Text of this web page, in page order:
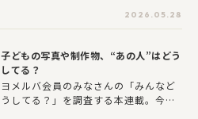
を実施しました。各ご家庭で子どもた
さまがどのようにサポートしているの
か、調査結果と皆さんのコメントをご
紹介します。
フレッシュや、毎日のご飯づくりをち
ょっとお休みしたいとき、家族での
よね。しかし、いざ子どもを連れて外
食に出かけるとなると、「騒がないか
な」「何を食べさせよう」「待ち時間
がもたないかも」と、家で食べるのと
2026.05.28
子どもの写真や制作物、“あの人”はどう
してる？
ヨメルバ会員のみなさんの「みんなど
うしてる？」を調査する本連載。今回